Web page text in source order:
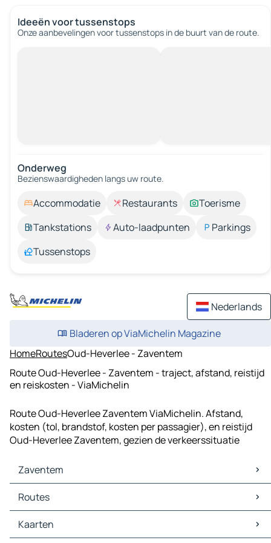
Ideeën voor tussenstops
Onze aanbevelingen voor tussenstops in de buurt van de route.
Onderweg
Bezienswaardigheden langs uw route.
Accommodatie Restaurants
Toerisme
Tankstations
Auto-laadpunten
Parkings
Tussenstops
Nederlands
Bladeren op ViaMichelin Magazine
HomeRoutesOud-Heverlee - Zaventem
Route Oud-Heverlee - Zaventem - traject, afstand, reistijd
en reiskosten - ViaMichelin
Route Oud-Heverlee Zaventem ViaMichelin. Afstand,
kosten (tol, brandstof, kosten per passagier), en reistijd
Oud-Heverlee Zaventem, gezien de verkeerssituatie
Zaventem
Zaventem Kaarten
Zaventem Verkeer
Zaventem Hotels
Zaventem Restaurants
Routes
Routes Zaventem - Brussel
Routes Zaventem - Antwerpen
Kaarten